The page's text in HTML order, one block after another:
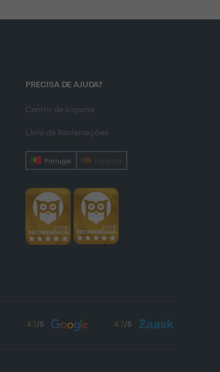
PRECISA DE AJUDA?
Centro de suporte
Livro de Reclamações
Portugal Espanha
4.7/5 4.7/5